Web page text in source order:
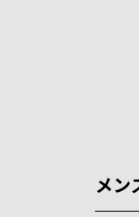
メン